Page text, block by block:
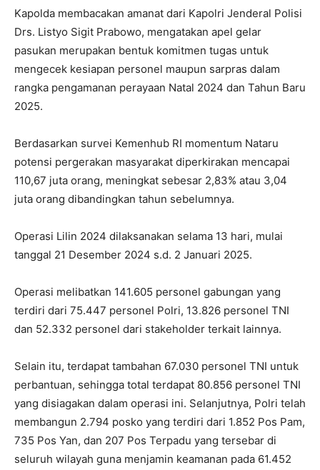
Kapolda membacakan amanat dari Kapolri Jenderal Polisi
Drs. Listyo Sigit Prabowo, mengatakan apel gelar
pasukan merupakan bentuk komitmen tugas untuk
mengecek kesiapan personel maupun sarpras dalam
rangka pengamanan perayaan Natal 2024 dan Tahun Baru
2025.
Berdasarkan survei Kemenhub RI momentum Nataru
potensi pergerakan masyarakat diperkirakan mencapai
110,67 juta orang, meningkat sebesar 2,83% atau 3,04
juta orang dibandingkan tahun sebelumnya.
Operasi Lilin 2024 dilaksanakan selama 13 hari, mulai
tanggal 21 Desember 2024 s.d. 2 Januari 2025.
Operasi melibatkan 141.605 personel gabungan yang
terdiri dari 75.447 personel Polri, 13.826 personel TNI
dan 52.332 personel dari stakeholder terkait lainnya.
Selain itu, terdapat tambahan 67.030 personel TNI untuk
perbantuan, sehingga total terdapat 80.856 personel TNI
yang disiagakan dalam operasi ini. Selanjutnya, Polri telah
membangun 2.794 posko yang terdiri dari 1.852 Pos Pam,
735 Pos Yan, dan 207 Pos Terpadu yang tersebar di
seluruh wilayah guna menjamin keamanan pada 61.452